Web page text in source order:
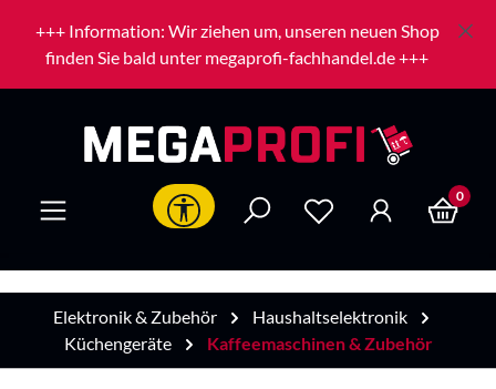
Zum Hauptinhalt springen
+++ Information: Wir ziehen um, unseren neuen Shop
finden Sie bald unter megaprofi-fachhandel.de +++
Werkzeugleiste anzeigen 0
Elektronik & Zubehör
Haushaltselektronik
Küchengeräte
Kaffeemaschinen & Zubehör